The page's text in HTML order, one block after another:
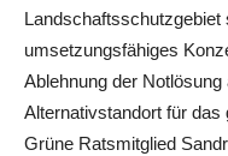
Landschaftsschutzgebiet
umsetzungsfähiges
Ablehnung der
Alternativstandort für das
Grüne Ratsmitglied